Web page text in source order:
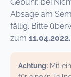
Gebühr, bei
Absage am
fällig. Bitte
zum 11.04.2022.
Achtung: Mit